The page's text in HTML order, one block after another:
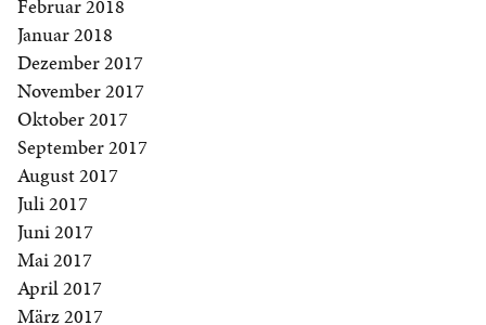
Februar 2018
Januar 2018
Dezember 2017
November 2017
Oktober 2017
September 2017
August 2017
Juli 2017
Juni 2017
Mai 2017
April 2017
März 2017